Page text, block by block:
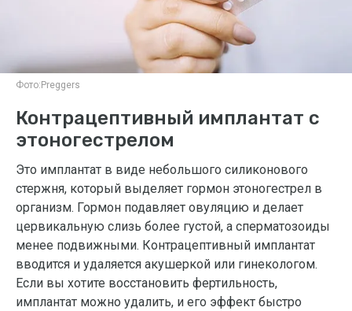
Фото: Preggers
Контрацептивный имплантат с
этоногестрелом
Это имплантат в виде небольшого силиконового
стержня, который выделяет гормон этоногестрел в
организм. Гормон подавляет овуляцию и делает
цервикальную слизь более густой, а сперматозоиды
менее подвижными. Контрацептивный имплантат
вводится и удаляется акушеркой или гинекологом.
Если вы хотите восстановить фертильность,
имплантат можно удалить, и его эффект быстро